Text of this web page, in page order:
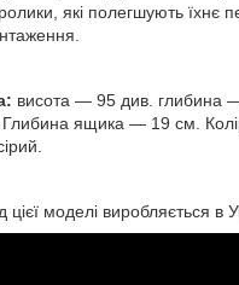
які полегшують їхнє
висота — 95 див. глибина
ящика — 19 см.
моделі виробляється в